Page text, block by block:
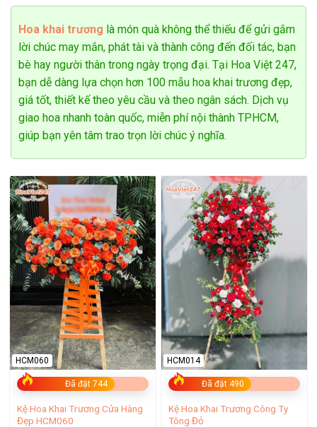
những sản phẩm hoa chất lượng nhất với giá cả hợp lý nhất.
Chúng tôi luôn cố gắng mang đến cho bạn dịch vụ giao hoa
chuyên nghiệp nhất. Đội ngũ nhân viên luôn nỗ lực mang lại
dịch vụ tốt nhất cho khách hàng.
Nếu bạn đang tìm kiếm một đối tác giao hoa tươi uy tín, chất
lượng có thể đảm bảo giao hoa chất lượng và kịp thời trên
hàng hoa trải dài khắp 63 tỉnh thành,Hoa Việt 247cam kết
sản phẩm hoa tươi của chúng tôi sẽ giao tận tay người nhận
nhanh chóng, làm hài lòng tất cả người nhận và người đặt
hoa.
Hoa khai trương là món quà không thể thiếu để gửi gắm
lời chúc may mắn, phát tài và thành công đến đối tác, bạn
bè hay người thân trong ngày trọng đại. Tại Hoa Việt 247,
bạn dễ dàng lựa chọn hơn 100 mẫu hoa khai trương đẹp,
giá tốt, thiết kế theo yêu cầu và theo ngân sách. Dịch vụ
giao hoa nhanh toàn quốc, miễn phí nội thành TPHCM,
giúp bạn yên tâm trao trọn lời chúc ý nghĩa.
Đã đặt 744
HCM060
Kệ Hoa Khai Trương Cửa Hàng
Đẹp HCM060
Đã đặt 490
HCM014
Kệ Hoa Khai Trương Công Ty
Tông Đỏ